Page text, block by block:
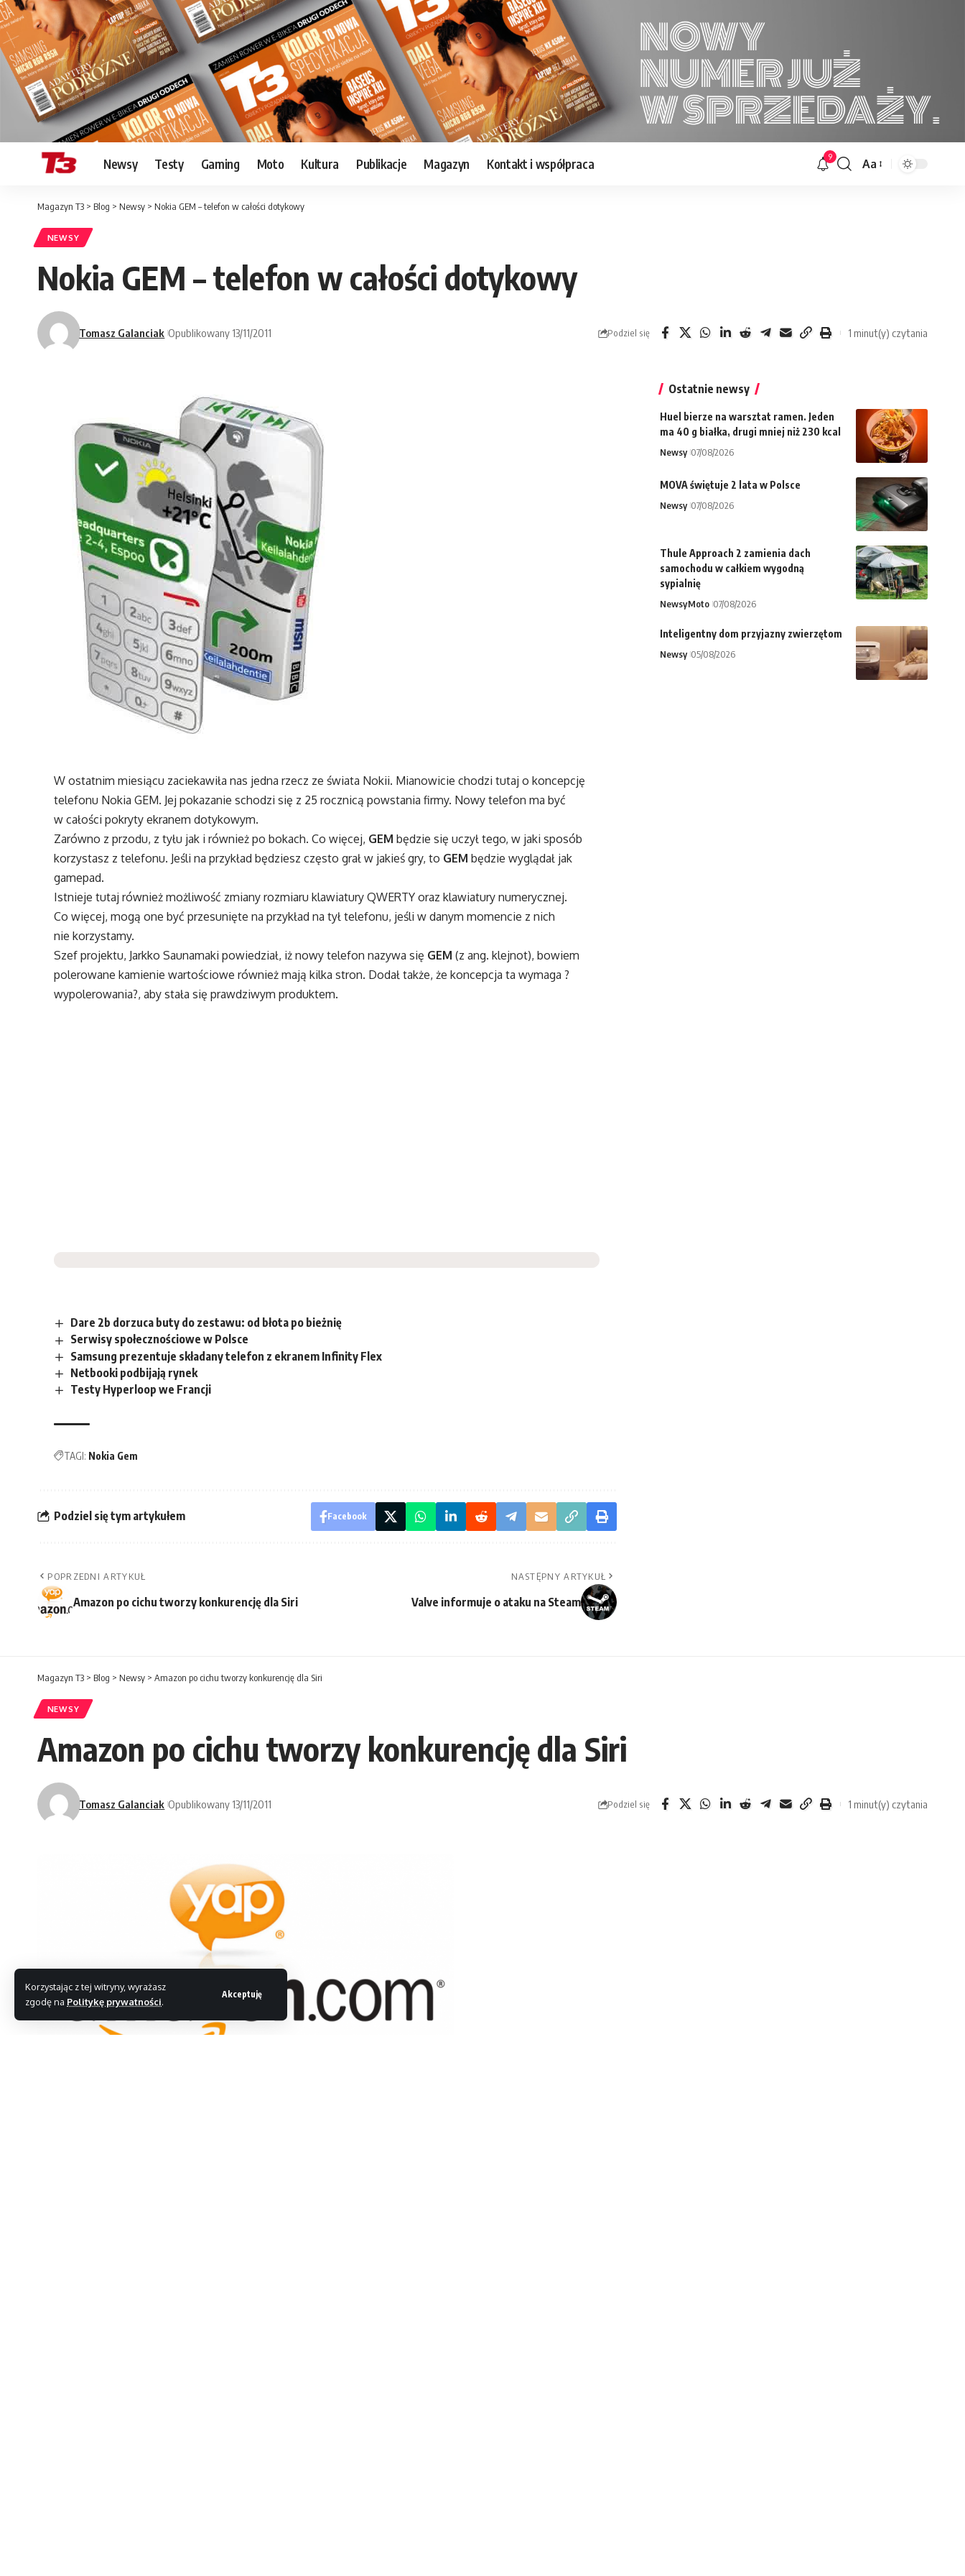
Korzystając z tej witryny, wyrażasz
zgodę na Politykę prywatności.
Akceptuję
Newsy Testy Gaming Moto Kultura Publikacje Magazyn Kontakt i współpraca 9
Font
Aa
Magazyn T3 > Blog > Newsy > Nokia GEM – telefon w całości dotykowy
NEWSY
Nokia GEM – telefon w całości dotykowy
Tomasz Galanciak Opublikowany 13/11/2011 Podziel się 1 minut(y) czytania
W ostatnim miesiącu zaciekawiła nas jedna rzecz ze świata Nokii. Mianowicie chodzi tutaj o koncepcję
telefonu Nokia GEM. Jej pokazanie schodzi się z 25 rocznicą powstania firmy. Nowy telefon ma być
w całości pokryty ekranem dotykowym.
Zarówno z przodu, z tyłu jak i również po bokach. Co więcej, GEM będzie się uczył tego, w jaki sposób
korzystasz z telefonu. Jeśli na przykład będziesz często grał w jakieś gry, to GEM będzie wyglądał jak
gamepad.
Istnieje tutaj również możliwość zmiany rozmiaru klawiatury QWERTY oraz klawiatury numerycznej.
Co więcej, mogą one być przesunięte na przykład na tył telefonu, jeśli w danym momencie z nich
nie korzystamy.
Szef projektu, Jarkko Saunamaki powiedział, iż nowy telefon nazywa się GEM (z ang. klejnot), bowiem
polerowane kamienie wartościowe również mają kilka stron. Dodał także, że koncepcja ta wymaga ?
wypolerowania?, aby stała się prawdziwym produktem.
Dare 2b dorzuca buty do zestawu: od błota po bieżnię
Serwisy społecznościowe w Polsce
Samsung prezentuje składany telefon z ekranem Infinity Flex
Netbooki podbijają rynek
Testy Hyperloop we Francji
TAGI: Nokia Gem
Podziel się tym artykułem Facebook
POPRZEDNI ARTYKUŁ
Amazon po cichu tworzy konkurencję dla Siri
NASTĘPNY ARTYKUŁ
Valve informuje o ataku na Steam
Ostatnie newsy
Huel bierze na warsztat ramen. Jeden
ma 40 g białka, drugi mniej niż 230 kcal
Newsy 07/08/2026
MOVA świętuje 2 lata w Polsce
Newsy 07/08/2026
Thule Approach 2 zamienia dach
samochodu w całkiem wygodną
sypialnię
NewsyMoto 07/08/2026
Inteligentny dom przyjazny zwierzętom
Newsy 05/08/2026
Magazyn T3 > Blog > Newsy > Amazon po cichu tworzy konkurencję dla Siri
NEWSY
Amazon po cichu tworzy konkurencję dla Siri
Tomasz Galanciak Opublikowany 13/11/2011 Podziel się 1 minut(y) czytania